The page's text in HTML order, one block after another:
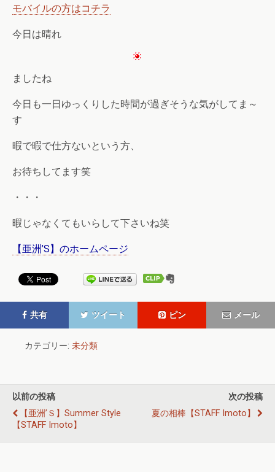
モバイルの方はコチラ
今日は晴れ
ましたね
今日も一日ゆっくりした時間が過ぎそうな気がしてま～
す
暇で暇で仕方ないという方、
お待ちしてます笑
・・・
暇じゃなくてもいらして下さいね笑
【亜洲’S】のホームページ
共有 ツイート ピン メール
カテゴリー: 未分類
以前の投稿
【亜洲’Ｓ】summer Style
【STAFF Imoto】
次の投稿
夏の相棒【STAFF Imoto】